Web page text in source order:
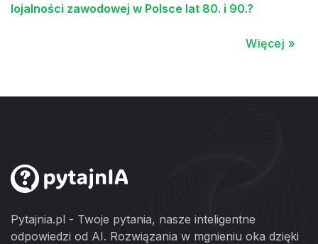
lojalności zawodowej w Polsce lat 80. i 90.?
Więcej »
Pytajnia.pl - Twoje pytania, nasze inteligentne
odpowiedzi od AI. Rozwiązania w mgnieniu oka dzięki